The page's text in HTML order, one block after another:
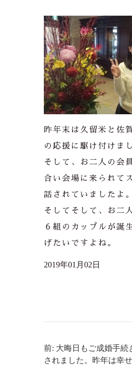
昨年末は久留米と佐
の応援に駆け付けま
そして、お二人の会
合い会場に来られて
話されていましたよ。
そしてそして、お二
６組のカップルが誕
げたいですよね。
2019年01月02日
前: 大晦日もご成婚手続
されました。昨年は幸